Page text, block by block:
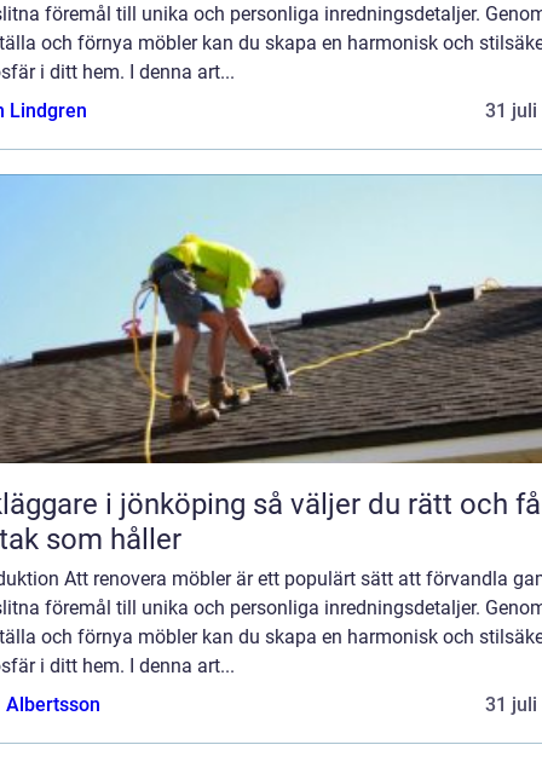
föremål till unika och personliga inredningsdetaljer.
och förnya möbler kan du skapa en harmonisk och
i ditt hem. I denna art...
Lindgren
31 juli
i jönköping så väljer du rätt och får
som håller
Att renovera möbler är ett populärt sätt att förvandla
föremål till unika och personliga inredningsdetaljer.
och förnya möbler kan du skapa en harmonisk och
i ditt hem. I denna art...
Albertsson
31 juli